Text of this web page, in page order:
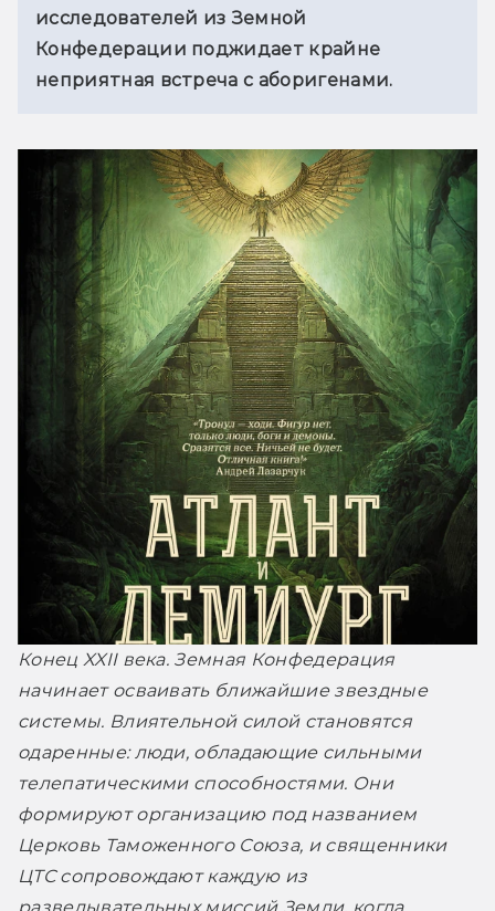
исследователей из Земной
Конфедерации поджидает крайне
неприятная встреча с аборигенами.
Конец XXII века. Земная Конфедерация
начинает осваивать ближайшие звездные
системы. Влиятельной силой становятся
одаренные: люди, обладающие сильными
телепатическими способностями. Они
формируют организацию под названием
Церковь Таможенного Союза, и священники
ЦТС сопровождают каждую из